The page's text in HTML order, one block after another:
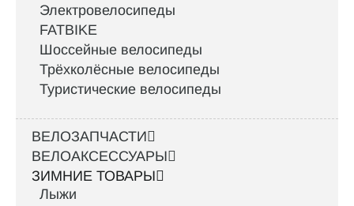
Электровелосипеды
FATBIKE
Шоссейные велосипеды
Трёхколёсные велосипеды
Туристические велосипеды
ВЕЛОЗАПЧАСТИ
ВЕЛОАКСЕССУАРЫ
ЗИМНИЕ ТОВАРЫ
Лыжи